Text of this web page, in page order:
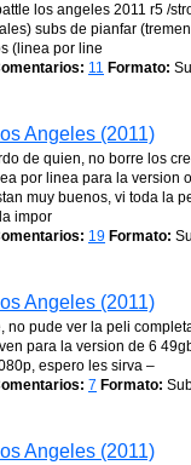
los angeles 2011 r5 /
subs de pianfar
(linea por line
11 Formato:
Angeles (2011)
de quien, no borre los
por linea para la version
muy buenos, vi toda la
impor
19 Formato:
Angeles (2011)
no pude ver la peli
para la version de 6
espero les sirva –
7 Formato:
Angeles (2011)